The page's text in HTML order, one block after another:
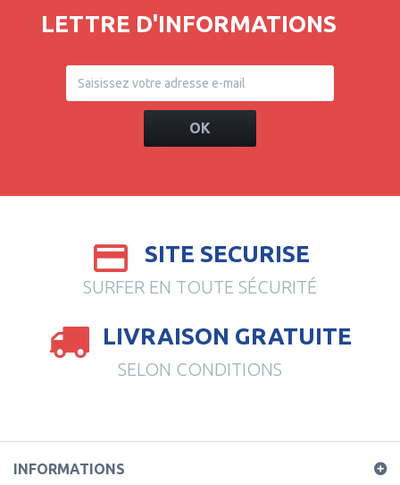
LETTRE D'INFORMATIONS
OK
SITE SECURISE
SURFER EN TOUTE SÉCURITÉ
LIVRAISON GRATUITE
SELON CONDITIONS
INFORMATIONS